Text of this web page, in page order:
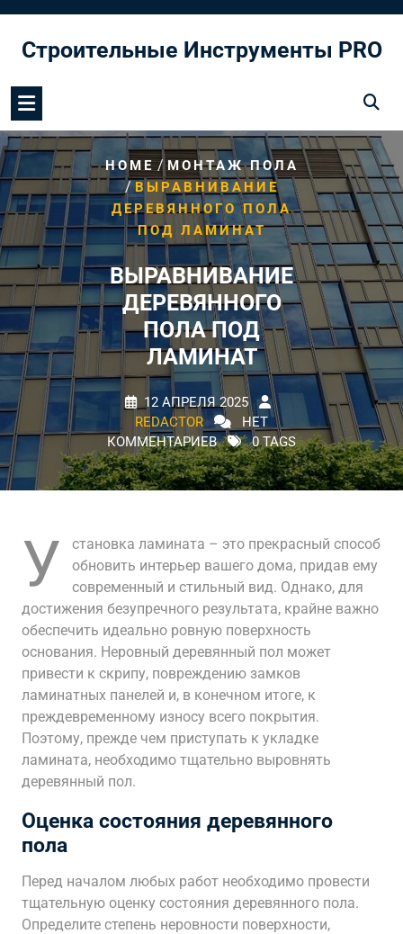
содержимому
Строительные Инструменты PRO
HOME/МОНТАЖ ПОЛА
/ ВЫРАВНИВАНИЕ
ДЕРЕВЯННОГО ПОЛА
ПОД ЛАМИНАТ
ВЫРАВНИВАНИЕ
ДЕРЕВЯННОГО
ПОЛА ПОД
ЛАМИНАТ
12 АПРЕЛЯ 2025
REDACTOR
НЕТ
КОММЕНТАРИЕВ
0 TAGS
У
становка ламината – это прекрасный способ
обновить интерьер вашего дома, придав ему
современный и стильный вид. Однако, для
достижения безупречного результата, крайне важно
обеспечить идеально ровную поверхность
основания. Неровный деревянный пол может
привести к скрипу, повреждению замков
ламинатных панелей и, в конечном итоге, к
преждевременному износу всего покрытия.
Поэтому, прежде чем приступать к укладке
ламината, необходимо тщательно выровнять
деревянный пол.
Оценка состояния деревянного
пола
Перед началом любых работ необходимо провести
тщательную оценку состояния деревянного пола.
Определите степень неровности поверхности,